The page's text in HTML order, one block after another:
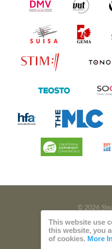
© 2026
Privacy
This website use
this website, you
of cookies. More